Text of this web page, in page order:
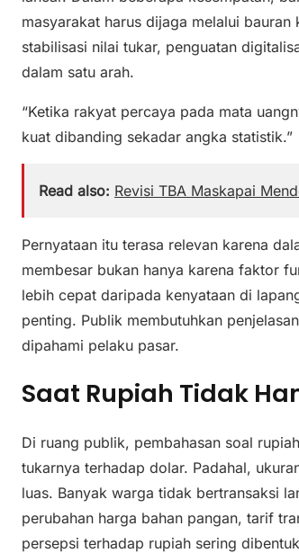
masyarakat harus dijaga melalui
stabilisasi nilai tukar, penguatan
dalam satu arah.
“Ketika rakyat percaya pada mata
kuat dibanding sekadar angka statistik.”
Read also: Revisi TBA Maskapai
Pernyataan itu terasa relevan karena
membesar bukan hanya karena faktor
lebih cepat daripada kenyataan di
penting. Publik membutuhkan
dipahami pelaku pasar.
Saat Rupiah Tidak
Di ruang publik, pembahasan soal
tukarnya terhadap dolar. Padahal,
luas. Banyak warga tidak bertransaksi
perubahan harga bahan pangan, tarif
persepsi terhadap rupiah sering